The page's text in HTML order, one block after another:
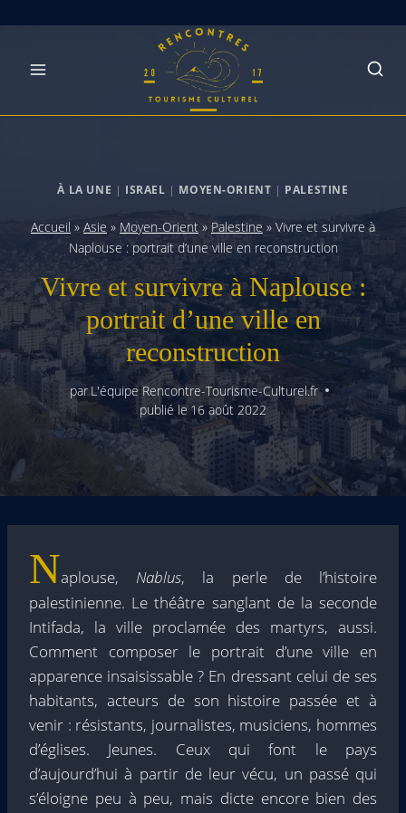
À LA UNE | ISRAEL | MOYEN-ORIENT | PALESTINE
Accueil » Asie » Moyen-Orient » Palestine » Vivre et survivre à
Naplouse : portrait d’une ville en reconstruction
Vivre et survivre à Naplouse :
portrait d’une ville en
reconstruction
parL'équipe Rencontre-Tourisme-Culturel.fr
publié le16 août 2022
Naplouse, Nablus, la perle de l’histoire
palestinienne. Le théâtre sanglant de la seconde
Intifada, la ville proclamée des martyrs, aussi.
Comment composer le portrait d’une ville en
apparence insaisissable ? En dressant celui de ses
habitants, acteurs de son histoire passée et à
venir : résistants, journalistes, musiciens, hommes
d’églises. Jeunes. Ceux qui font le pays
d’aujourd’hui à partir de leur vécu, un passé qui
s’éloigne peu à peu, mais dicte encore bien des